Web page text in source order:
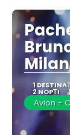
1
2 NOPȚI
Avion +